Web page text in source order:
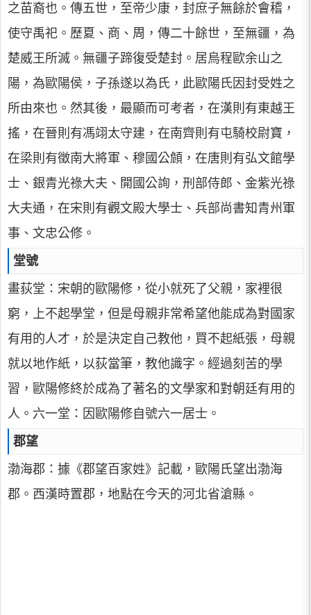
之苗裔也。傳五世，至帝少康，封庶子無餘於會稽，
使守禹祀。歷夏、商、周，傳二十餘世，至無疆，為
楚威王所滅。無疆子蹄復受楚封。居烏程歐余山之
陽，為歐陽侯，子孫遂以為氏，此歐陽氏因封受姓之
所由來也。然其後，最顯而可考者，在漢則有東越王
搖，在晉則有馮翊太守建，在南齊則有屯騎校尉寶，
在梁則有徵南大將軍、穆國公頠，在唐則有弘文館學
士、銀青光祿大夫、開國公詢，刑部侍郎、金紫光祿
大夫通，在宋則有觀文殿大學士、兵部尚書知青州軍
事、文忠公修。
堂號
畫荻堂：宋朝的歐陽修，從小就死了父親，家裡很
窮，上不起學堂，但是母親非常希望他能成為對國家
有用的人才，於是決定自己教他，買不起紙張，母親
就以地作紙，以荻當筆，教他識字。經過刻苦的學
習，歐陽修終於成為了著名的文學家和對朝廷有用的
人。六一堂：因歐陽修自號六一居士。
郡望
渤海郡：據《郡望百家姓》記載，歐陽氏望出渤海
郡。西漢時置郡，地點在今天的河北省滄縣。